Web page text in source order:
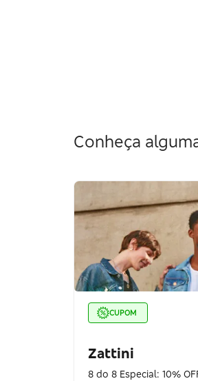
Conheça
CUPOM
Zattini
8 do 8 Especial: 10%